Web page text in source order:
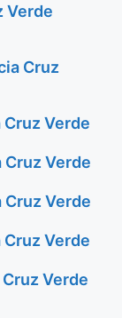
Verde
Cruz
Verde
Cruz Verde
Cruz Verde
Verde
Verde